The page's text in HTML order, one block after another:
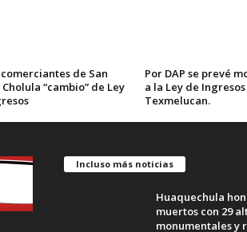
de San
“cambio” de Ley
Por DAP se prevé
a la Ley de
Texmelucan.
Incluso más noticias
Huaquechula
muertos con 29
monumentales y